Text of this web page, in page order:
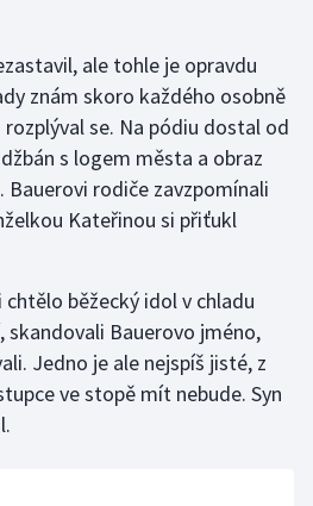
ale tohle je opravdu
znám skoro každého osobně
se. Na pódiu dostal od
s logem města a obraz
Bauerovi rodiče zavzpomínali
Kateřinou si přiťukl
běžecký idol v chladu
Bauerovo jméno,
Jedno je ale nejspíš jisté, z
ve stopě mít nebude. Syn